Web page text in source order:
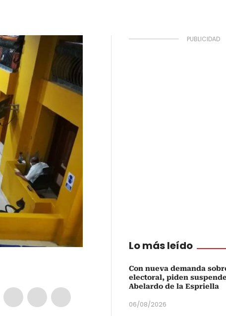
Lo más leído
Con nueva demanda
electoral, piden
Abelardo de la Espriella
06/08/2026